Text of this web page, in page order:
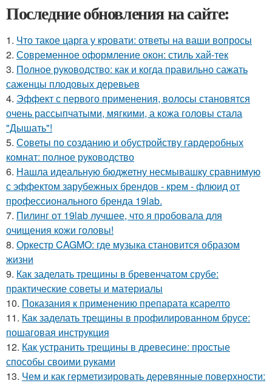
Последние обновления на сайте:
1. Что такое царга у кровати: ответы на ваши вопросы
2. Современное оформление окон: стиль хай-тек
3. Полное руководство: как и когда правильно сажать
саженцы плодовых деревьев
4. Эффект с первого применения, волосы становятся
очень рассыпчатыми, мягкими, а кожа головы стала
"Дышать"!
5. Советы по созданию и обустройству гардеробных
комнат: полное руководство
6. Нашла идеальную бюджетну несмывашку сравнимую
с эффектом зарубежных брендов - крем - флюид от
профессионального бренда 19lab.
7. Пилинг от 19lab лучшее, что я пробовала для
очищения кожи головы!
8. Оркестр CAGMO: где музыка становится образом
жизни
9. Как заделать трещины в бревенчатом срубе:
практические советы и материалы
10. Показания к применению препарата ксарелто
11. Как заделать трещины в профилированном брусе:
пошаговая инструкция
12. Как устранить трещины в древесине: простые
способы своими руками
13. Чем и как герметизировать деревянные поверхности: